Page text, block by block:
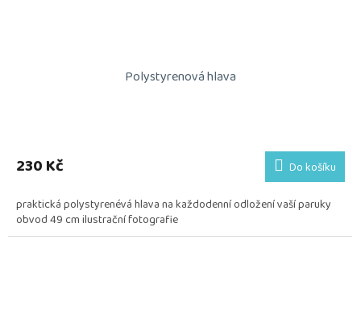
Polystyrenová hlava
230 Kč Do košíku
praktická polystyrenévá hlava na každodenní odložení vaší paruky
obvod 49 cm ilustrační fotografie